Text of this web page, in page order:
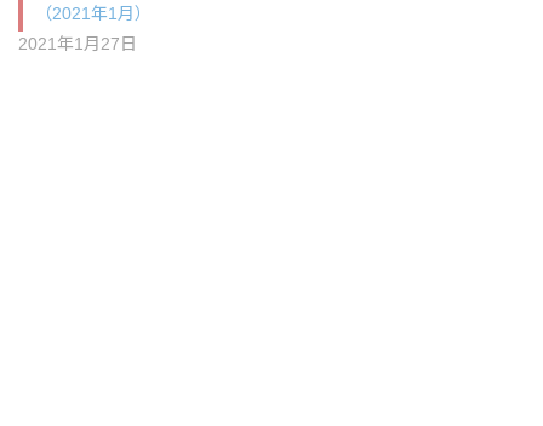
（2021年1月）
2021年1月27日